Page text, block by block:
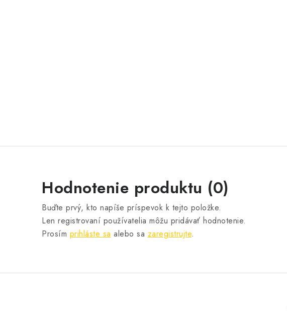
Hodnotenie produktu (0)
Buďte prvý, kto napíše príspevok k tejto položke.
Len registrovaní používatelia môžu pridávať hodnotenie.
Prosím prihláste sa alebo sa zaregistrujte.